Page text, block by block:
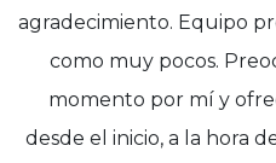
agradecimiento. Equipo
como muy pocos.
momento por mí y
desde el inicio, a la hora